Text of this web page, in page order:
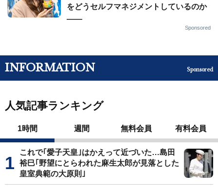
をどうセルフマネジメントしているのか
——
Sponsored
INFORMATION Sponsored
人気記事ランキング
1時間 週間 無料会員 有料会員
これで｢愛子天皇｣はかえって近づいた…島田
裕巳｢野望にとらわれた麻生太郎が見落とした
皇室典範の大原則｣